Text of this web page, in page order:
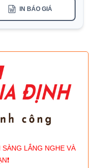
IN BÁO GIÁ
SÀNG LẮNG NGHE VÀ